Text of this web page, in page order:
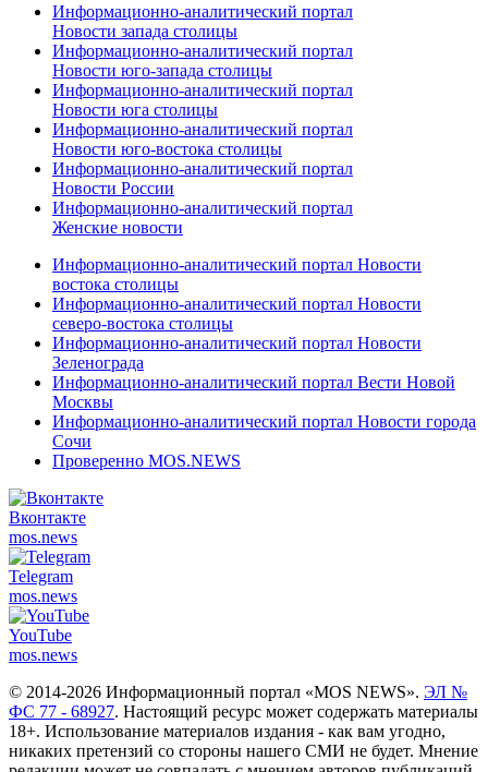
Информационно-аналитический портал
Новости запада столицы
Информационно-аналитический портал
Новости юго-запада столицы
Информационно-аналитический портал
Новости юга столицы
Информационно-аналитический портал
Новости юго-востока столицы
Информационно-аналитический портал
Новости России
Информационно-аналитический портал
Женские новости
Информационно-аналитический портал Новости
востока столицы
Информационно-аналитический портал Новости
северо-востока столицы
Информационно-аналитический портал Новости
Зеленограда
Информационно-аналитический портал Вести Новой
Москвы
Информационно-аналитический портал Новости города
Сочи
Проверенно MOS.NEWS
Вконтакте
mos.news
Telegram
mos.news
YouTube
mos.news
© 2014-2026 Информационный портал «MOS NEWS». ЭЛ №
ФС 77 - 68927. Настоящий ресурс может содержать материалы
18+. Использование материалов издания - как вам угодно,
никаких претензий со стороны нашего СМИ не будет. Мнение